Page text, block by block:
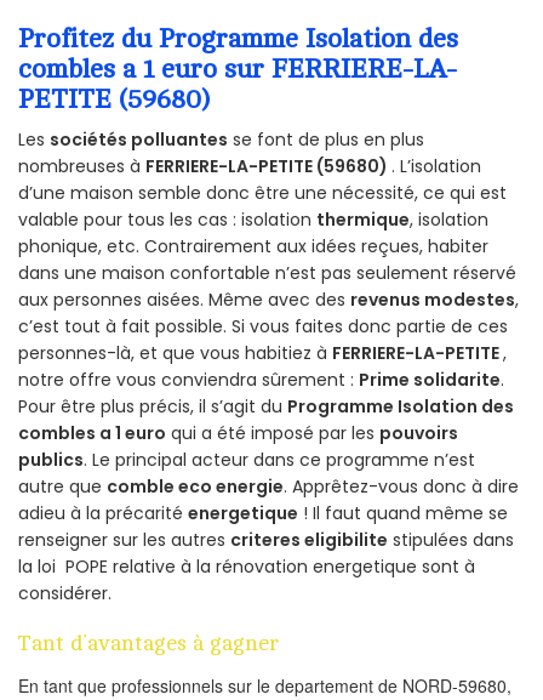
Profitez du Programme Isolation des
combles a 1 euro sur FERRIERE-LA-
PETITE (59680)
Les sociétés polluantes se font de plus en plus
nombreuses à FERRIERE-LA-PETITE (59680) . L’isolation
d’une maison semble donc être une nécessité, ce qui est
valable pour tous les cas : isolation thermique, isolation
phonique, etc. Contrairement aux idées reçues, habiter
dans une maison confortable n’est pas seulement réservé
aux personnes aisées. Même avec des revenus modestes,
c’est tout à fait possible. Si vous faites donc partie de ces
personnes-là, et que vous habitiez à FERRIERE-LA-PETITE,
notre offre vous conviendra sûrement : Prime solidarite.
Pour être plus précis, il s’agit du Programme Isolation des
combles a 1 euro qui a été imposé par les pouvoirs
publics. Le principal acteur dans ce programme n’est
autre que comble eco energie. Apprêtez-vous donc à dire
adieu à la précarité energetique ! Il faut quand même se
renseigner sur les autres criteres eligibilite stipulées dans
la loi POPE relative à la rénovation energetique sont à
considérer.
Tant d’avantages à gagner
En tant que professionnels sur le departement de NORD-59680,